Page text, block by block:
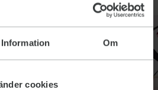
Information Om
cookies
Cirkelfys